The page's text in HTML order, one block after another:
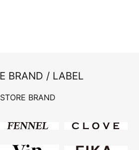
BRAND / LABEL
STORE BRAND